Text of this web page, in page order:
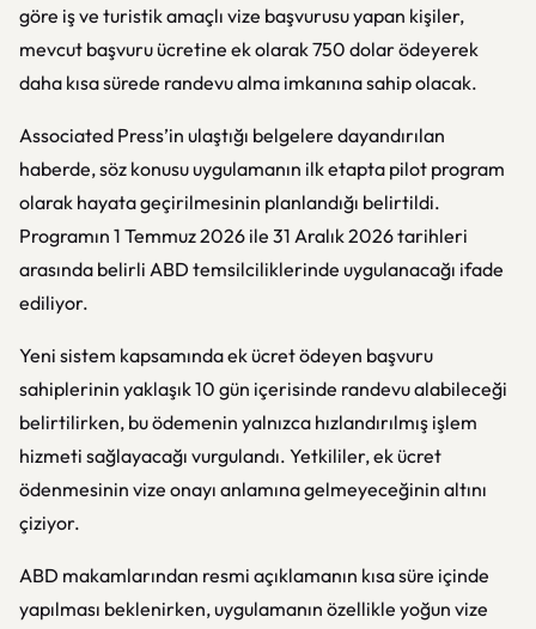
göre iş ve turistik amaçlı vize başvurusu yapan kişiler,
mevcut başvuru ücretine ek olarak 750 dolar ödeyerek
daha kısa sürede randevu alma imkanına sahip olacak.
Associated Press’in ulaştığı belgelere dayandırılan
haberde, söz konusu uygulamanın ilk etapta pilot program
olarak hayata geçirilmesinin planlandığı belirtildi.
Programın 1 Temmuz 2026 ile 31 Aralık 2026 tarihleri
arasında belirli ABD temsilciliklerinde uygulanacağı ifade
ediliyor.
Yeni sistem kapsamında ek ücret ödeyen başvuru
sahiplerinin yaklaşık 10 gün içerisinde randevu alabileceği
belirtilirken, bu ödemenin yalnızca hızlandırılmış işlem
hizmeti sağlayacağı vurgulandı. Yetkililer, ek ücret
ödenmesinin vize onayı anlamına gelmeyeceğinin altını
çiziyor.
ABD makamlarından resmi açıklamanın kısa süre içinde
yapılması beklenirken, uygulamanın özellikle yoğun vize